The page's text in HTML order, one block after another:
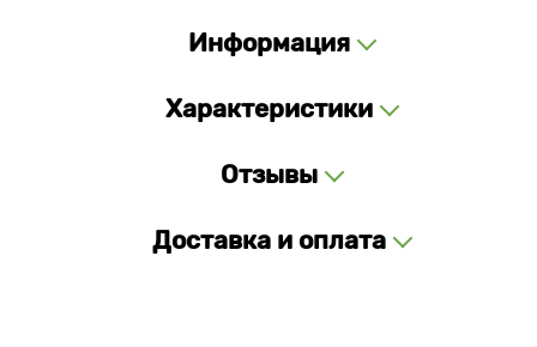
Информация
Характеристики
Отзывы
Доставка и оплата